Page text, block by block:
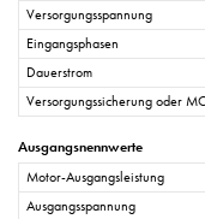
Versorgungsspannung
Eingangsphasen
Dauerstrom
Versorgungssicherung oder
Ausgangsnennwerte
Motor-Ausgangsleistung
Ausgangsspannung